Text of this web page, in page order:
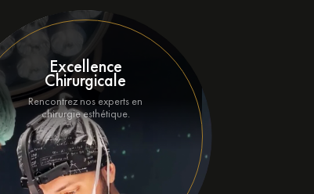
Excellence
Chirurgicale
Rencontrez nos experts en
chirurgie esthétique.